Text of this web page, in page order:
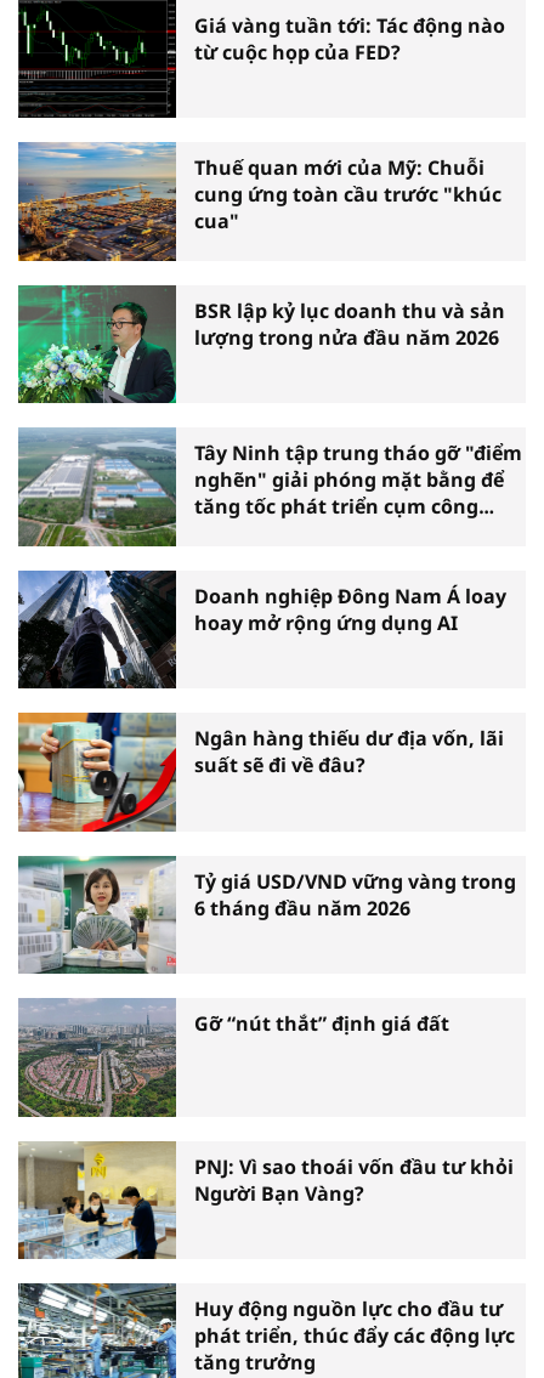
Giá vàng tuần tới: Tác động nào
từ cuộc họp của FED?
Thuế quan mới của Mỹ: Chuỗi
cung ứng toàn cầu trước "khúc
cua"
BSR lập kỷ lục doanh thu và sản
lượng trong nửa đầu năm 2026
Tây Ninh tập trung tháo gỡ "điểm
nghẽn" giải phóng mặt bằng để
tăng tốc phát triển cụm công
Doanh nghiệp Đông Nam Á loay
hoay mở rộng ứng dụng AI
Ngân hàng thiếu dư địa vốn, lãi
suất sẽ đi về đâu?
Tỷ giá USD/VND vững vàng trong
6 tháng đầu năm 2026
Gỡ “nút thắt” định giá đất
PNJ: Vì sao thoái vốn đầu tư khỏi
Người Bạn Vàng?
Huy động nguồn lực cho đầu tư
phát triển, thúc đẩy các động lực
tăng trưởng